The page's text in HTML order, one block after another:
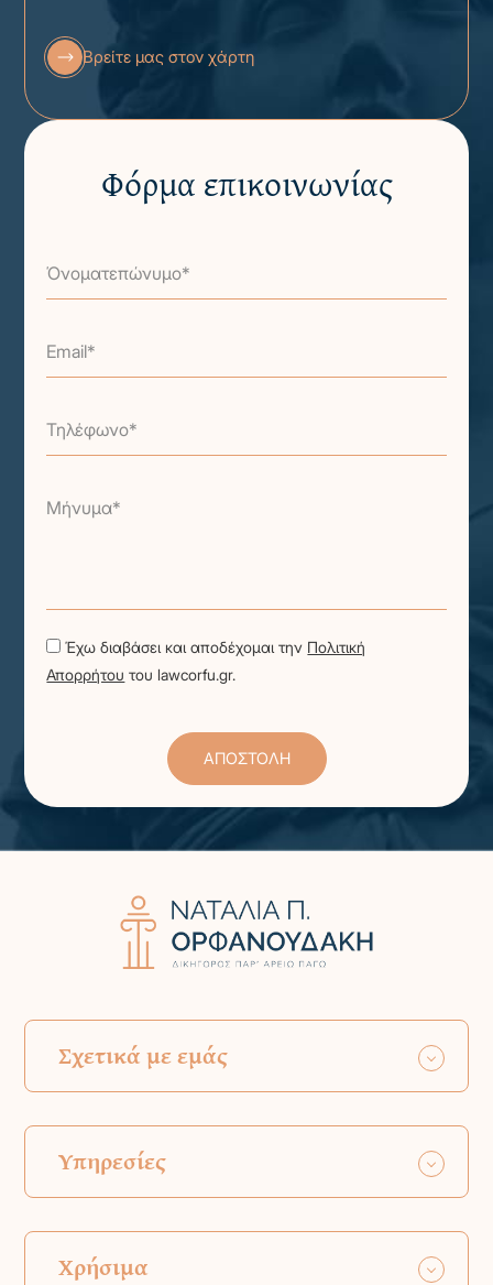
Βρείτε μας στον χάρτη
Φόρμα επικοινωνίας
Όνοματεπώνυμο*
Email*
Τηλέφωνο*
Μήνυμα*
Έχω διαβάσει και αποδέχομαι την Πολιτική
Απορρήτου του lawcorfu.gr.
Σχετικά με εμάς
Υπηρεσίες
Χρήσιμα